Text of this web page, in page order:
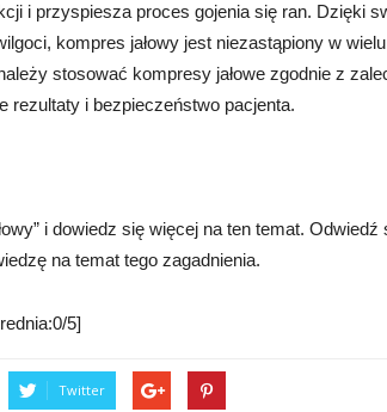
i przyspiesza proces gojenia się ran. Dzięki
kompres jałowy jest niezastąpiony w
stosować kompresy jałowe zgodnie z
rezultaty i bezpieczeństwo pacjenta.
i dowiedz się więcej na ten temat. Odwiedź
na temat tego zagadnienia.
5]
Twitter